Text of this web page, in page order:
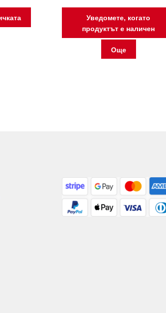
Уведомете, когато
продуктът е наличен
Още